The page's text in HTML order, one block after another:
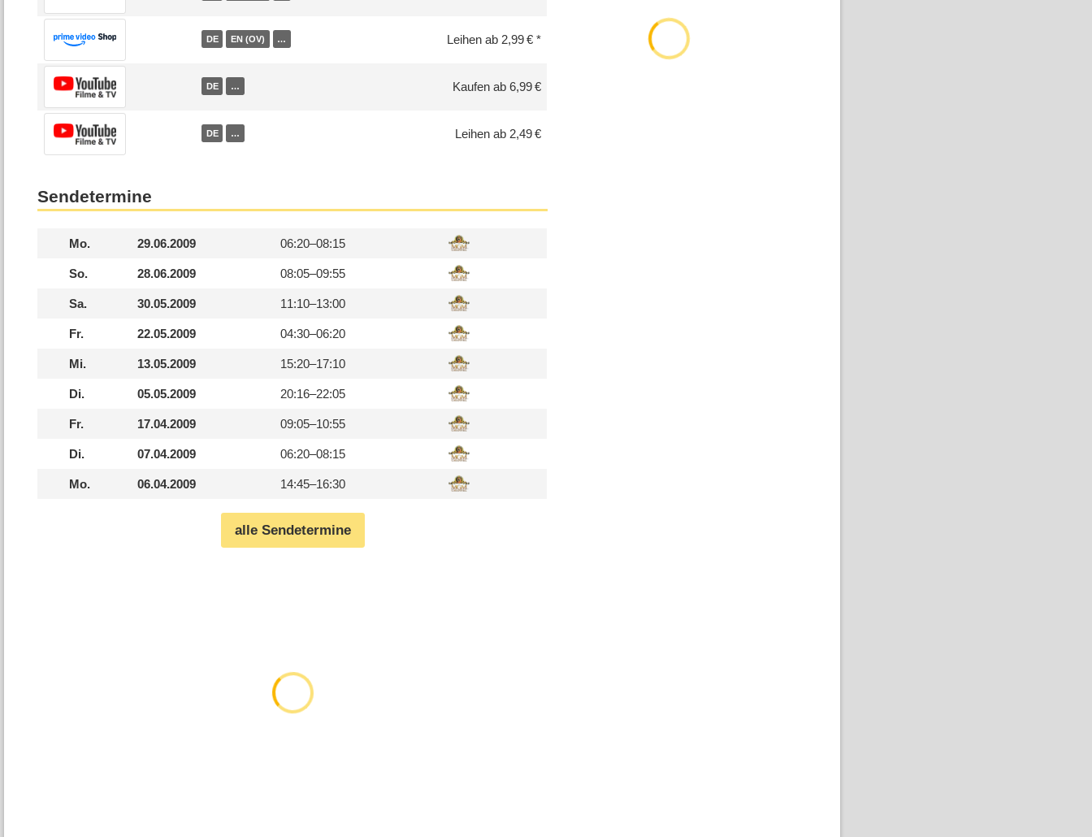
DE EN (OV) … Leihen ab 2,99 €
DE … Kaufen ab 6,99 €
DE … Leihen ab 2,49 €
Sendetermine
Mo. 29.06.2009 06:20–08:15
So. 28.06.2009 08:05–09:55
Sa. 30.05.2009 11:10–13:00
Fr. 22.05.2009 04:30–06:20
Mi. 13.05.2009 15:20–17:10
Di. 05.05.2009 20:16–22:05
Fr. 17.04.2009 09:05–10:55
Di. 07.04.2009 06:20–08:15
Mo. 06.04.2009 14:45–16:30
alle Sendetermine